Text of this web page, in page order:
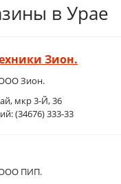
в Урае
Зион.
Зион.
мкр 3-Й, 36
(34676) 333-33
ООО ПИП.